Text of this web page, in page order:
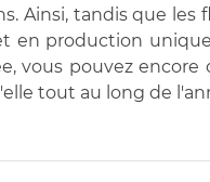
Ainsi, tandis que
en production
vous pouvez
tout au long de